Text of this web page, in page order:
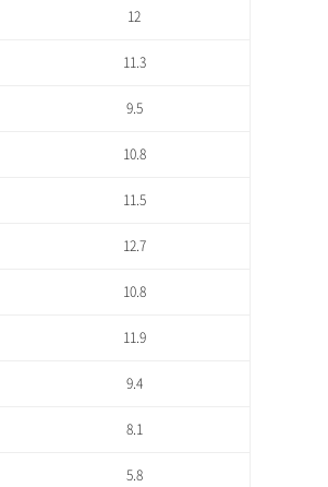
12
11.3
9.5
10.8
11.5
12.7
10.8
11.9
9.4
8.1
5.8